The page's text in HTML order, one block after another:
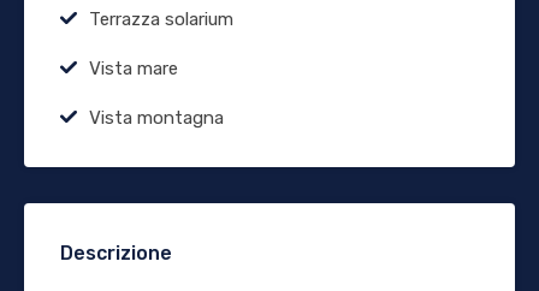
Terrazza solarium
Vista mare
Vista montagna
Descrizione